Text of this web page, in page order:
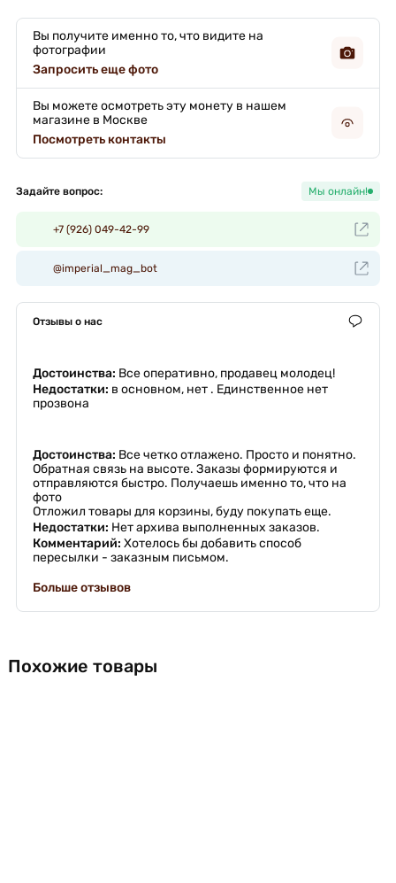
Вы получите именно то, что видите на
фотографии
Запросить еще фото
Вы можете осмотреть эту монету в нашем
магазине в Москве
Посмотреть контакты
Задайте вопрос: Мы онлайн!
+7 (926) 049-42-99
@imperial_mag_bot
Отзывы о нас
Достоинства: Все оперативно, продавец молодец!
Недостатки: в основном, нет . Единственное нет
прозвона
Достоинства: Все четко отлажено. Просто и понятно.
Обратная связь на высоте. Заказы формируются и
отправляются быстро. Получаешь именно то, что на
фото
Отложил товары для корзины, буду покупать еще.
Недостатки: Нет архива выполненных заказов.
Комментарий: Хотелось бы добавить способ
пересылки - заказным письмом.
Больше отзывов
Похожие товары